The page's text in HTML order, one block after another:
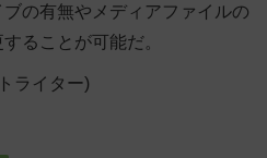
ブの有無やメディアファイルの
することが可能だ。
ライター)